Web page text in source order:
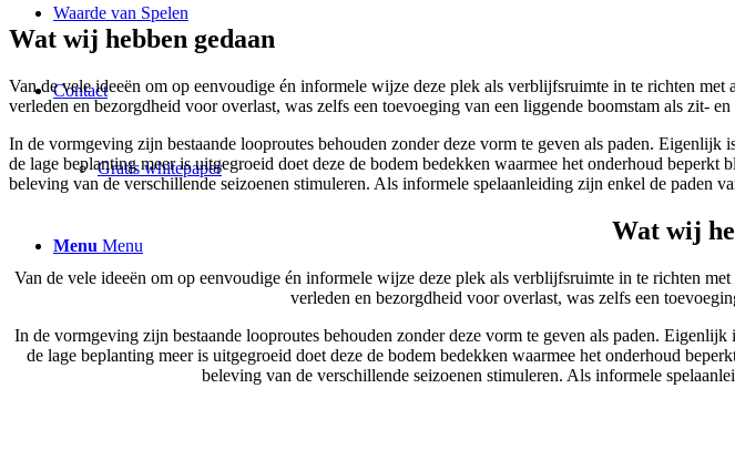
Waarde van Spelen
Contact
Gratis whitepaper
Menu Menu
Wat wij hebben gedaan
Van de vele ideeën om op eenvoudige én informele wijze deze plek als verblijfsruimte in te richten
verleden en bezorgdheid voor overlast, was zelfs een toevoeging van een liggende boomstam als zit-
In de vormgeving zijn bestaande looproutes behouden zonder deze vorm te geven als paden. Eigenlijk
de lage beplanting meer is uitgegroeid doet deze de bodem bedekken waarmee het onderhoud
beleving van de verschillende seizoenen stimuleren. Als informele spelaanleiding zijn enkel de paden
Wat wij
Van de vele ideeën om op eenvoudige én informele wijze deze plek als verblijfsruimte in te richten
verleden en bezorgdheid voor overlast, was zelfs een
In de vormgeving zijn bestaande looproutes behouden zonder deze vorm te geven als paden.
de lage beplanting meer is uitgegroeid doet deze de bodem bedekken waarmee het onderhoud
beleving van de verschillende seizoenen stimuleren. Als informele